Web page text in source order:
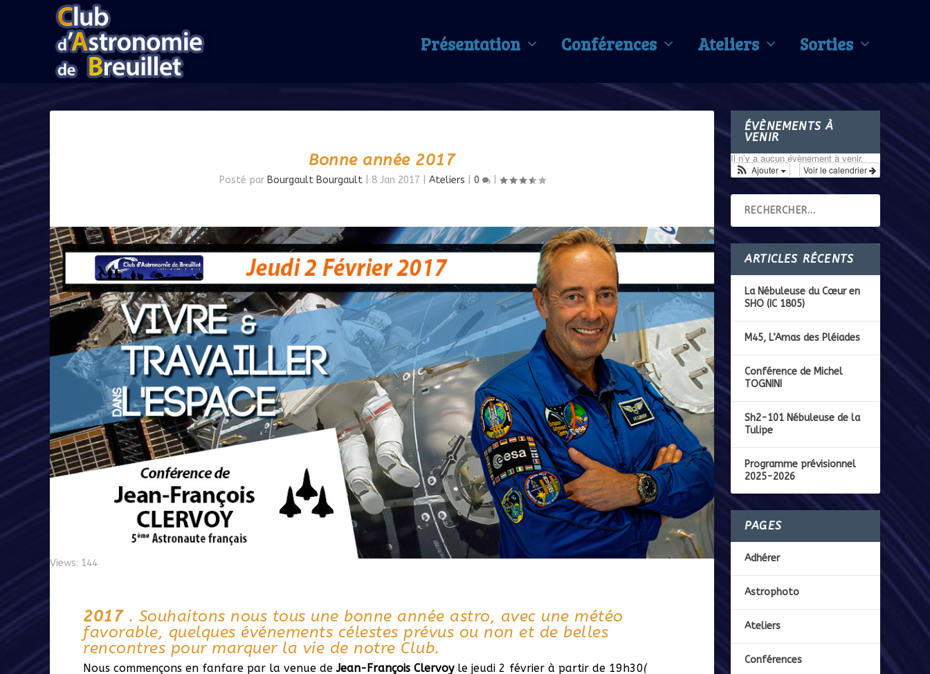
Présentation Conférences Ateliers Sorties
Bonne année 2017
Posté par Bourgault Bourgault| 8 Jan 2017 Ateliers 0 |
Views: 144
2017. Souhaitons nous tous une bonne année astro, avec une météo
favorable, quelques événements célestes prévus ou non et de belles
rencontres pour marquer la vie de notre Club.
Nous commençons en fanfare par la venue deJean-François Clervoyle jeudi 2 février à partir de 19h30(
ÉVÈNEMENTS À
VENIR
Il n’y a aucun évènement à venir.
Voir le calendrier
Ajouter
ARTICLES RÉCENTS
La Nébuleuse du Cœur en
SHO (IC 1805)
M45, L’Amas des Pléiades
Conférence de Michel
TOGNINI
Sh2-101 Nébuleuse de la
Tulipe
Programme prévisionnel
2025-2026
PAGES
Adhérer
Astrophoto
Ateliers
Conférences